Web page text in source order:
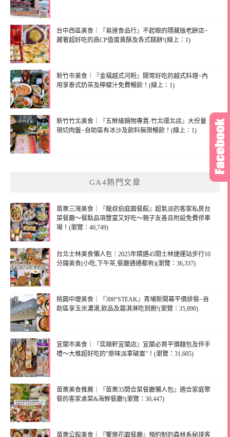
台中西區美食｜『易達食品行』不起眼的隱藏版老餅店~
藏著超好吃的高CP值蛋黃酥及各式糕餅!(線上：1)
新竹市美食｜『金福越式河粉』開胃好吃的越式料理~內
用享泰式奶茶及檸檬汁免費暢飲！(線上：1)
新竹竹北美食｜『五鮮級鍋物專賣-竹北環北店』大份量
現切肉盤~自助區有冰沙及飲料無限暢飲！(線上：1)
GA4熱門文章
苗栗三灣美食｜『龍叔伯庭園餐館』超氣派的客家私房台
菜餐廳～餐點品項豐富又好吃～親子友善且附設免費停車
場！(瀏覽：40,749)
台北士林美食懶人包｜2025年精選45間士林捷運站步行10
分鐘美食(小吃,下午茶,餐廳通通都有)(瀏覽：36,337)
桃園中壢美食｜『300°STEAK』青埔新開幕平價排餐~自
助區享玉米濃湯,飲品及霜淇淋吃到飽!(瀏覽：35,890)
宜蘭市美食｜『奕順軒宜蘭店』宜蘭必買平價麵包及伴手
禮～大推超好吃的”原味派拿破崙”！(瀏覽：31,605)
苗栗美食推薦｜『苗栗35間合菜餐廳懶人包』適合家庭聚
餐的客家桌菜&海鮮餐廳!(瀏覽：30,447)
苗栗公館美食｜『饗樂花園餐廳』預約制的森林系秘境客